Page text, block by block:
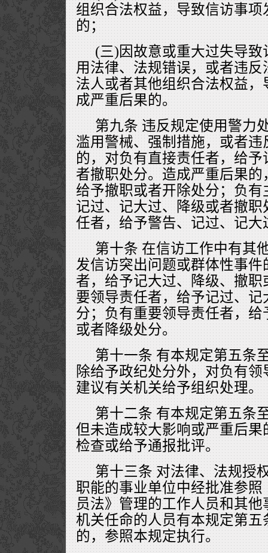
组织合法权益，导致信访事
的；
(三)因故意或重大过失导
用法律、法规错误，或者违
法人或者其他组织合法权益
成严重后果的。
第九条 违反规定使用警力
滥用警械、强制措施，或者
的，对负有直接责任者，给
者撤职处分。造成严重后果
给予撤职或者开除处分；负
记过、记大过、降级或者撤
任者，给予警告、记过、记大
第十条 在信访工作中有其
发信访突出问题或群体性事
者，给予记大过、降级、撤
要领导责任者，给予记过、
分；负有重要领导责任者，
或者降级处分。
第十一条 有本规定第五条
除给予政纪处分外，对负有
建议有关机关给予组织处理。
第十二条 有本规定第五条
但未造成较大影响或严重后
检查或给予通报批评。
第十三条 对法律、法规授
职能的事业单位中经批准参
员法》管理的工作人员和其
机关任命的人员有本规定第
的，参照本规定执行。